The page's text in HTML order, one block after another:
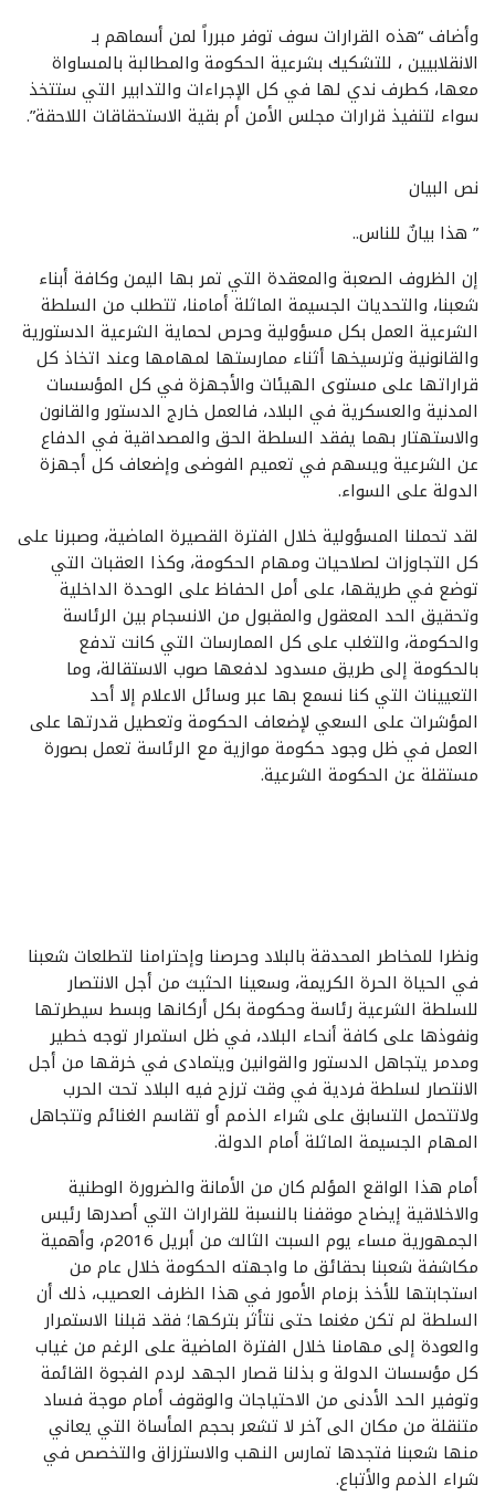
وأضاف “هذه القرارات سوف توفر مبرراً لمن أسماهم بـ
الانقلابيين ، للتشكيك بشرعية الحكومة والمطالبة بالمساواة
معها، كطرف ندي لها في كل الإجراءات والتدابير التي ستتخذ
سواء لتنفيذ قرارات مجلس الأمن أم بقية الاستحقاقات اللاحقة”.
نص البيان
” هذا بيانٌ للناس..
إن الظروف الصعبة والمعقدة التي تمر بها اليمن وكافة أبناء
شعبنا، والتحديات الجسيمة الماثلة أمامنا، تتطلب من السلطة
الشرعية العمل بكل مسؤولية وحرص لحماية الشرعية الدستورية
والقانونية وترسيخها أثناء ممارستها لمهامها وعند اتخاذ كل
قراراتها على مستوى الهيئات والأجهزة في كل المؤسسات
المدنية والعسكرية في البلاد، فالعمل خارج الدستور والقانون
والاستهتار بهما يفقد السلطة الحق والمصداقية في الدفاع
عن الشرعية ويسهم في تعميم الفوضى وإضعاف كل أجهزة
الدولة على السواء.
لقد تحملنا المسؤولية خلال الفترة القصيرة الماضية، وصبرنا على
كل التجاوزات لصلاحيات ومهام الحكومة، وكذا العقبات التي
توضع في طريقها، على أمل الحفاظ على الوحدة الداخلية
وتحقيق الحد المعقول والمقبول من الانسجام بين الرئاسة
والحكومة، والتغلب على كل الممارسات التي كانت تدفع
بالحكومة إلى طريق مسدود لدفعها صوب الاستقالة، وما
التعيينات التي كنا نسمع بها عبر وسائل الاعلام إلا أحد
المؤشرات على السعي لإضعاف الحكومة وتعطيل قدرتها على
العمل في ظل وجود حكومة موازية مع الرئاسة تعمل بصورة
مستقلة عن الحكومة الشرعية.
ونظرا للمخاطر المحدقة بالبلاد وحرصنا وإحترامنا لتطلعات شعبنا
في الحياة الحرة الكريمة، وسعينا الحثيث من أجل الانتصار
للسلطة الشرعية رئاسة وحكومة بكل أركانها وبسط سيطرتها
ونفوذها على كافة أنحاء البلاد، في ظل استمرار توجه خطير
ومدمر يتجاهل الدستور والقوانين ويتمادى في خرقها من أجل
الانتصار لسلطة فردية في وقت ترزح فيه البلاد تحت الحرب
ولاتتحمل التسابق على شراء الذمم أو تقاسم الغنائم وتتجاهل
المهام الجسيمة الماثلة أمام الدولة.
أمام هذا الواقع المؤلم كان من الأمانة والضرورة الوطنية
والاخلاقية إيضاح موقفنا بالنسبة للقرارات التي أصدرها رئيس
الجمهورية مساء يوم السبت الثالث من أبريل 2016م، وأهمية
مكاشفة شعبنا بحقائق ما واجهته الحكومة خلال عام من
استجابتها للأخذ بزمام الأمور في هذا الظرف العصيب، ذلك أن
السلطة لم تكن مغنما حتى نتأثر بتركها؛ فقد قبلنا الاستمرار
والعودة إلى مهامنا خلال الفترة الماضية على الرغم من غياب
كل مؤسسات الدولة و بذلنا قصار الجهد لردم الفجوة القائمة
وتوفير الحد الأدنى من الاحتياجات والوقوف أمام موجة فساد
متنقلة من مكان الى آخر لا تشعر بحجم المأساة التي يعاني
منها شعبنا فتجدها تمارس النهب والاسترزاق والتخصص في
شراء الذمم والأتباع.